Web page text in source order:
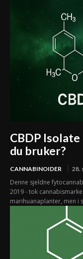
CBDP
du bruker?
CANNABINOIDER 28.
Denne sjeldne
2019 - tok
marihuanaplanter, men i